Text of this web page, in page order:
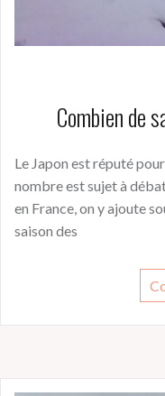
Combien de
Le Japon est réputé
nombre est sujet à
en France, on y ajoute
saison des